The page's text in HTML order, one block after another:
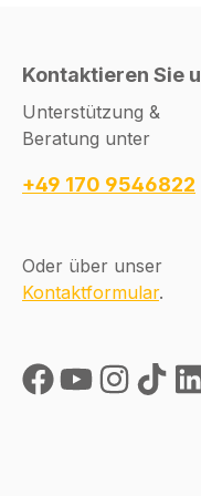
werden sollen,
montierte Optik
horizontalen
einer
von ± 30°
der
Installationen
Kontaktieren Sie
Unterstützung &
Beratung unter
+49 170 9546822
Oder über unser
Kontaktformular.